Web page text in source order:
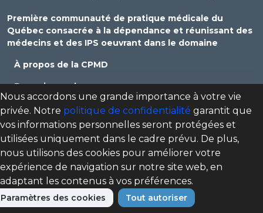
Première communauté de pratique médicale du
Québec consacrée à la dépendance et réunissant des
médecins et des IPS oeuvrant dans le domaine
À propos de la CPMD
Devenir membre
Se connecter
Nous joindre
Politique de confidentialité
Direction des programmes santé mentale, dépendance
et itinérance (DPSMDI) de Santé Québec Centre-Sud-de-
l'Île-de-Montréal – Universitaire
Nous accordons une grande importance à votre vie
privée. Notre politique de confidentialité garantit que
vos informations personnelles seront protégées et
utilisées uniquement dans le cadre prévu. De plus,
nous utilisons des cookies pour améliorer votre
expérience de navigation sur notre site web, en
adaptant les contenus à vos préférences.
Paramètres des cookies Tout autoriser